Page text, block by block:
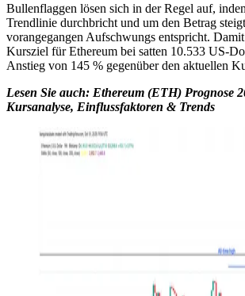
Bullenflaggen lösen sich in der Regel auf,
Trendlinie durchbricht und um den Betrag
vorangegangen Aufschwungs entspricht.
Kursziel für Ethereum bei satten 10.533 US-
Anstieg von 145 % gegenüber den aktuellen
Lesen Sie auch: Ethereum (ETH) Prognose
Kursanalyse, Einflussfaktoren & Trends